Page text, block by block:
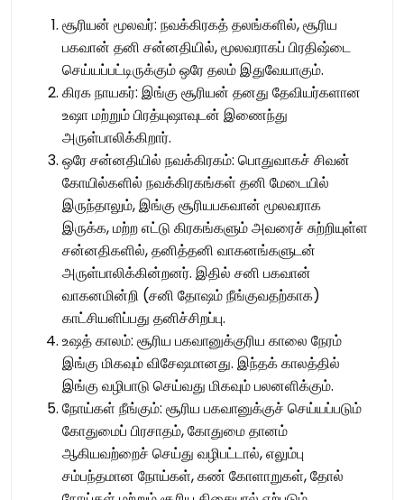
சூரியன் மூலவர்: நவக்கிரகத் தலங்களில், சூரிய
பகவான் தனி சன்னதியில், மூலவராகப் பிரதிஷ்டை
செய்யப்பட்டிருக்கும் ஒரே தலம் இதுவேயாகும்.
கிரக நாயகர்: இங்கு சூரியன் தனது தேவியர்களான
உஷா மற்றும் பிரத்யுஷாவுடன் இணைந்து
அருள்பாலிக்கிறார்.
ஒரே சன்னதியில் நவக்கிரகம்: பொதுவாகச் சிவன்
கோயில்களில் நவக்கிரகங்கள் தனி மேடையில்
இருந்தாலும், இங்கு சூரியபகவான் மூலவராக
இருக்க, மற்ற எட்டு கிரகங்களும் அவரைச் சுற்றியுள்ள
சன்னதிகளில், தனித்தனி வாகனங்களுடன்
அருள்பாலிக்கின்றனர். இதில் சனி பகவான்
வாகனமின்றி (சனி தோஷம் நீங்குவதற்காக)
காட்சியளிப்பது தனிச்சிறப்பு.
உஷத் காலம்: சூரிய பகவானுக்குரிய காலை நேரம்
இங்கு மிகவும் விசேஷமானது. இந்தக் காலத்தில்
இங்கு வழிபாடு செய்வது மிகவும் பலனளிக்கும்.
நோய்கள் நீங்கும்: சூரிய பகவானுக்குச் செய்யப்படும்
கோதுமைப் பிரசாதம், கோதுமை தானம்
ஆகியவற்றைச் செய்து வழிபட்டால், எலும்பு
சம்பந்தமான நோய்கள், கண் கோளாறுகள், தோல்